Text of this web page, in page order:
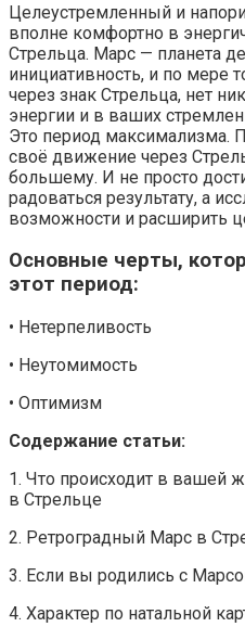
Целеустремленный и
вполне комфортно в
Стрельца. Марс — планета
инициативность, и по мере
через знак Стрельца, нет
энергии и в ваших
Это период максимализма.
своё движение через
большему. И не просто
радоваться результату, а
возможности и расширить
Основные черты,
этот период:
• Нетерпеливость
• Неутомимость
• Оптимизм
Содержание статьи:
1. Что происходит в вашей
в Стрельце
2. Ретроградный Марс в
3. Если вы родились с
4. Характер по натальной